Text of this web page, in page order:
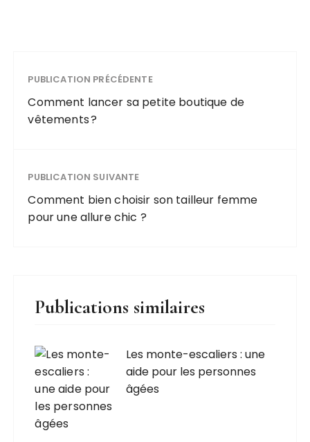
PUBLICATION PRÉCÉDENTE
Comment lancer sa petite boutique de
vêtements ?
PUBLICATION SUIVANTE
Comment bien choisir son tailleur femme
pour une allure chic ?
Publications similaires
Les monte-escaliers : une
aide pour les personnes
âgées